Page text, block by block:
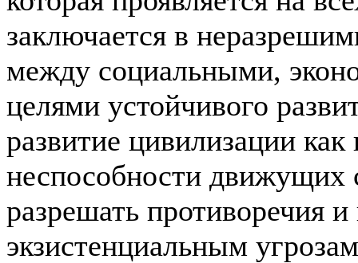
заключается в
между социальными,
целями устойчивого
развитие цивилизации
неспособности движущих
разрешать противоречия и
экзистенциальным угрозам